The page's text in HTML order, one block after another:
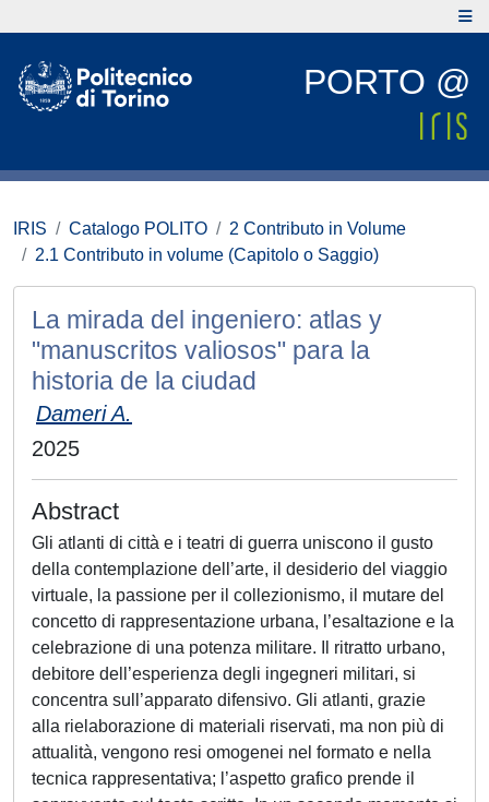
PORTO @
IRIS Catalogo POLITO
2 Contributo in Volume
2.1 Contributo in volume (Capitolo o Saggio)
La mirada del ingeniero: atlas y
"manuscritos valiosos" para la
historia de la ciudad
Dameri A.
2025
Abstract
Gli atlanti di città e i teatri di guerra uniscono il gusto
della contemplazione dell’arte, il desiderio del viaggio
virtuale, la passione per il collezionismo, il mutare del
concetto di rappresentazione urbana, l’esaltazione e la
celebrazione di una potenza militare. Il ritratto urbano,
debitore dell’esperienza degli ingegneri militari, si
concentra sull’apparato difensivo. Gli atlanti, grazie
alla rielaborazione di materiali riservati, ma non più di
attualità, vengono resi omogenei nel formato e nella
tecnica rappresentativa; l’aspetto grafico prende il